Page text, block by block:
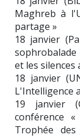
Maghreb à
partage »
18 janvier
et les silences
18 janvier
L'Intelligence
19 janvier
conférence
Trophée des